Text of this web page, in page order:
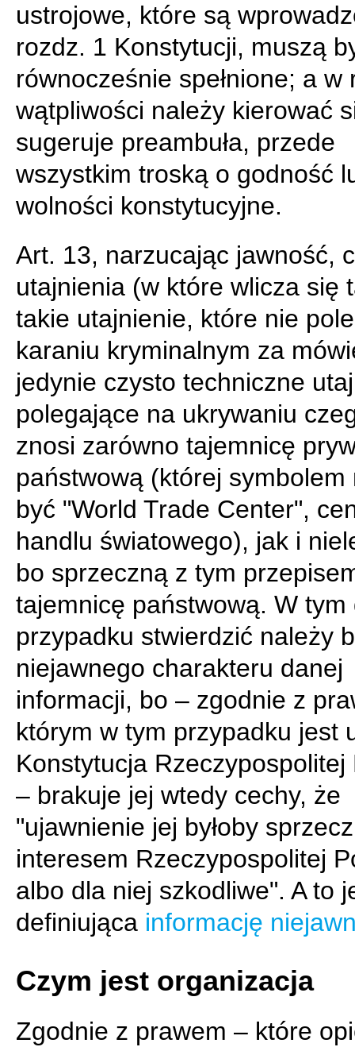
ustrojowe, które są
rozdz. 1 Konstytucji, muszą
równocześnie spełnione; a w
wątpliwości należy kierować
sugeruje preambuła, przede
wszystkim troską o godność
wolności konstytucyjne.
Art. 13, narzucając jawność,
utajnienia (w które wlicza się
takie utajnienie, które nie
karaniu kryminalnym za
jedynie czysto techniczne
polegające na ukrywaniu
znosi zarówno tajemnicę
państwową (której symbolem
być "World Trade Center",
handlu światowego), jak i
bo sprzeczną z tym
tajemnicę państwową. W tym
przypadku stwierdzić należy
niejawnego charakteru danej
informacji, bo – zgodnie z
którym w tym przypadku jest
Konstytucja Rzeczypospolitej
– brakuje jej wtedy cechy, że
"ujawnienie jej byłoby
interesem Rzeczypospolitej
albo dla niej szkodliwe". A to
definiująca informację
Czym jest organizacja
Zgodnie z prawem – które